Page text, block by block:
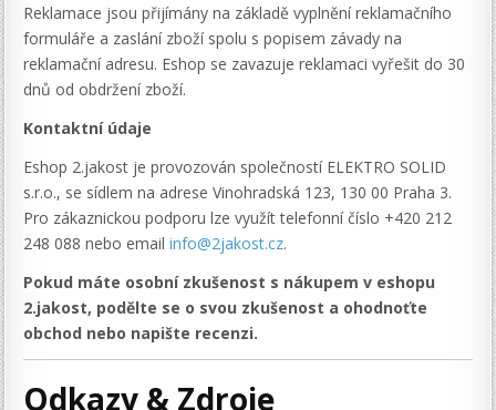
Reklamace jsou přijímány na základě vyplnění reklamačního
formuláře a zaslání zboží spolu s popisem závady na
reklamační adresu. Eshop se zavazuje reklamaci vyřešit do 30
dnů od obdržení zboží.
Kontaktní údaje
Eshop 2.jakost je provozován společností ELEKTRO SOLID
s.r.o., se sídlem na adrese Vinohradská 123, 130 00 Praha 3.
Pro zákaznickou podporu lze využít telefonní číslo +420 212
248 088 nebo emailinfo@2jakost.cz.
Pokud máte osobní zkušenost s nákupem v eshopu
2.jakost, podělte se o svou zkušenost a ohodnoťte
obchod nebo napište recenzi.
Odkazy & Zdroje